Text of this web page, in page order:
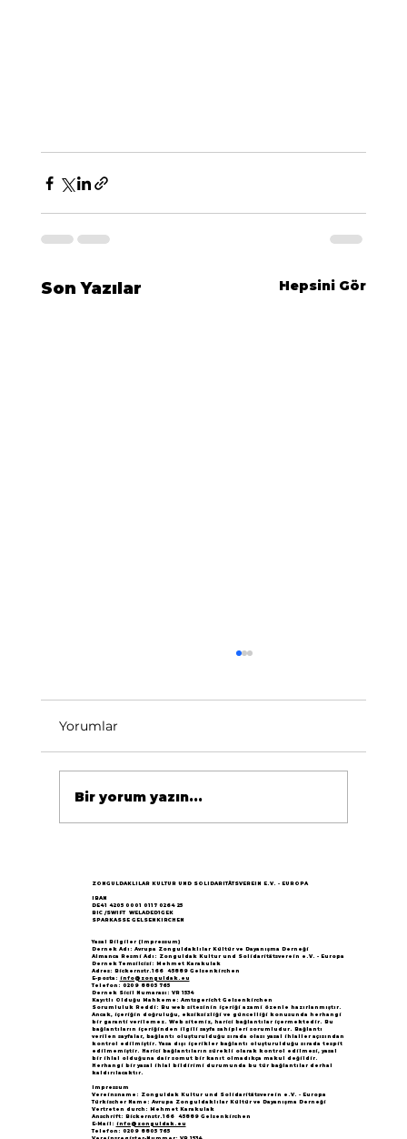
Son Yazılar Hepsini Gör
büyük yankı uyandırdı...
Yorumlar
Bir yorum yazın...
ZONGULDAKLILAR KULTUR UND SOLIDARITÄTSVEREIN E.V. - EUROPA
IBAN
DE41 4205 0001 0117 0264 25
BIC /SWIFT WELADED1GEK
SPARKASSE GELSENKIRCHEN
Yasal Bilgiler (Impressum)
Dernek Adı: Avrupa Zonguldaklılar Kültür ve Dayanışma Derneği
Almanca Resmi Adı: Zonguldak Kultur und Solidaritätsverein e.V. - Europa
Dernek Temsilcisi: Mehmet Karakulak
Adres: Bickernstr.166 45889 Gelsenkirchen
E-posta: info@zonguldak.eu
Telefon: 0209 8805 765
Dernek Sicil Numarası: VR 1534
Kayıtlı Olduğu Mahkeme: Amtsgericht Gelsenkirchen
Sorumluluk Reddi: Bu web sitesinin içeriği azami özenle hazırlanmıştır.
Ancak, içeriğin doğruluğu, eksiksizliği ve güncelliği konusunda herhangi
bir garanti verilemez. Web sitemiz, harici bağlantılar içermektedir. Bu
bağlantıların içeriğinden ilgili sayfa sahipleri sorumludur. Bağlantı
verilen sayfalar, bağlantı oluşturulduğu sırada olası yasal ihlaller açısından
kontrol edilmiştir. Yasa dışı içerikler bağlantı oluşturulduğu sırada tespit
edilmemiştir. Harici bağlantıların sürekli olarak kontrol edilmesi, yasal
bir ihlal olduğuna dair somut bir kanıt olmadıkça makul değildir.
Herhangi bir yasal ihlal bildirimi durumunda bu tür bağlantılar derhal
kaldırılacaktır.
Impressum
Vereinsname: Zonguldak Kultur und Solidaritätsverein e.V. - Europa
Türkischer Name: Avrupa Zonguldaklılar Kültür ve Dayanışma Derneği
Vertreten durch: Mehmet Karakulak
Anschrift: Bickernstr.166 45889 Gelsenkirchen
E-Mail: info@zonguldak.eu
Telefon: 0209 8805 765